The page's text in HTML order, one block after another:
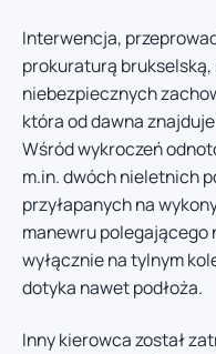
Interwencja,
prokuraturą
niebezpiecznych
która od dawna
Wśród wykroczeń
m.in. dwóch nieletnich
przyłapanych na
manewru polegającego
wyłącznie na tylnym
dotyka nawet podłoża.
Inny kierowca został